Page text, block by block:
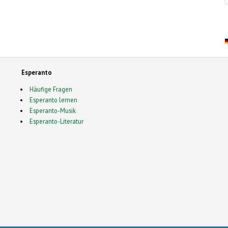
Esperanto
Häufige Fragen
Esperanto lernen
Esperanto-Musik
Esperanto-Literatur